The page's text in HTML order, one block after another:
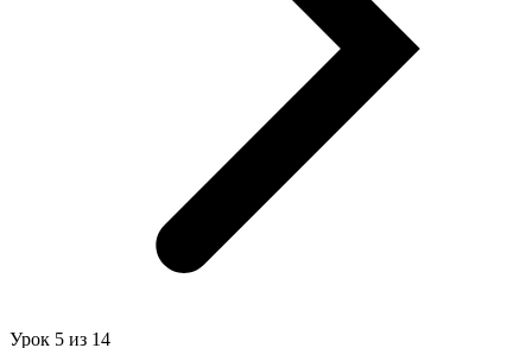
Урок 5 из 14